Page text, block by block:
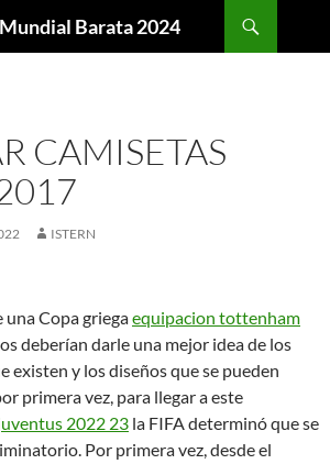
Barata 2024
CAMISETAS
ISTERN
una Copa griegaequipacion tottenham
deberían darle una mejor idea de los
existen y los diseños que se pueden
primera vez, para llegar a este
2022 23 la FIFA determinó que se
Por primera vez, desde el